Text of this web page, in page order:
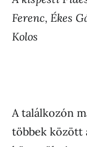
Ferenc, Ékes
Kolos
A találkozón
többek között